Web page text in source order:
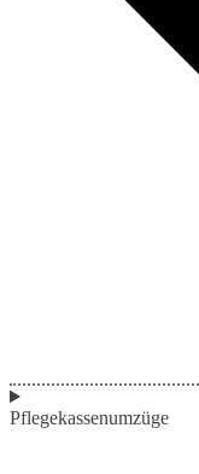
Pflegekassenumzüge